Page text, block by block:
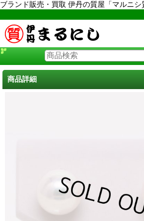
ブランド販売・買取 伊丹の質屋「マルニシ
商品詳細